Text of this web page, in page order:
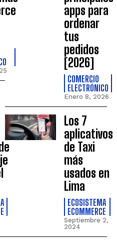
apps para
ordenar
tus
pedidos
[2026]
COMERCIO
ELECTRÓNICO
Enero 8, 2026
Los 7
aplicativos
de Taxi
más
usados en
Lima
ECOSISTEMA
ECOMMERCE
Septiembre 2,
2024